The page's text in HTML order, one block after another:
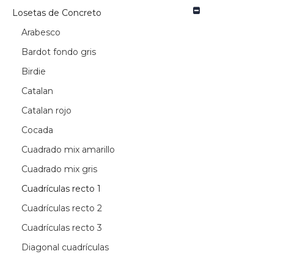
Losetas de Concreto
Arabesco
Bardot fondo gris
Birdie
Catalan
Catalan rojo
Cocada
Cuadrado mix amarillo
Cuadrado mix gris
Cuadrículas recto 1
Cuadrículas recto 2
Cuadrículas recto 3
Diagonal cuadrículas